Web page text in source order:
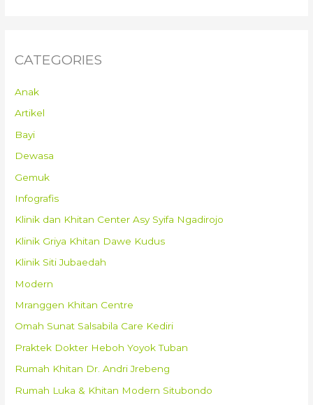
CATEGORIES
Anak
Artikel
Bayi
Dewasa
Gemuk
Infografis
Klinik dan Khitan Center Asy Syifa Ngadirojo
Klinik Griya Khitan Dawe Kudus
Klinik Siti Jubaedah
Modern
Mranggen Khitan Centre
Omah Sunat Salsabila Care Kediri
Praktek Dokter Heboh Yoyok Tuban
Rumah Khitan Dr. Andri Jrebeng
Rumah Luka & Khitan Modern Situbondo